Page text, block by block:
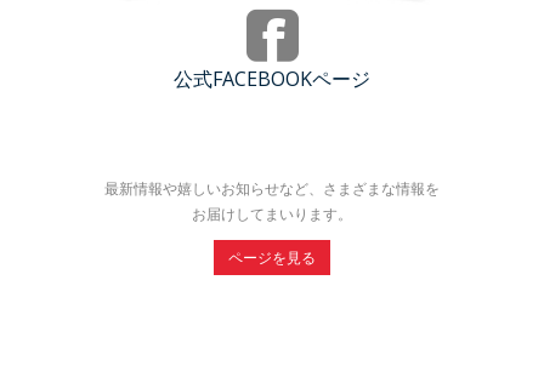
公式FACEBOOKページ
最新情報や嬉しいお知らせなど、さまざまな情報を
お届けしてまいります。
ページを見る